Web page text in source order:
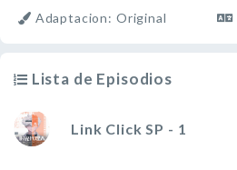
Adaptacion: Original
Lista de Episodios
Link Click SP - 1